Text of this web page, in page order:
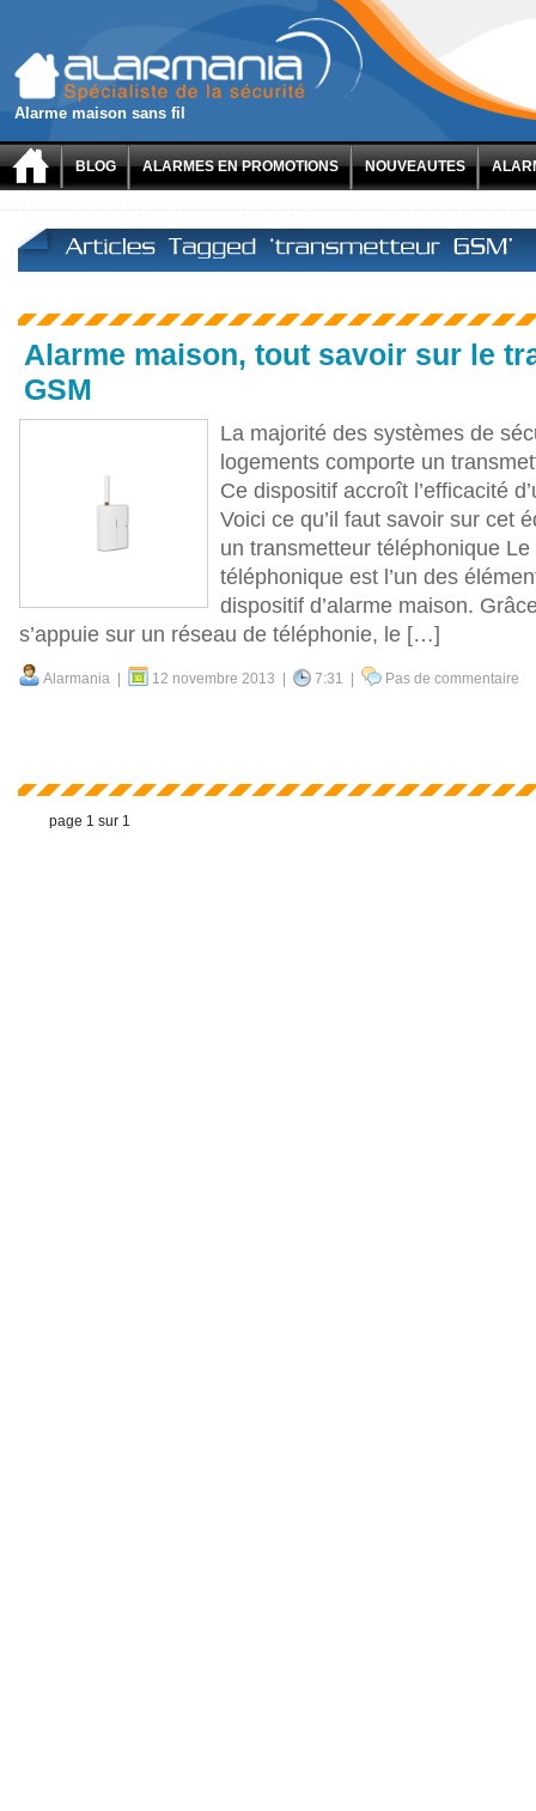
Alarme maison sans fil
BLOG ALARMES EN PROMOTIONS NOUVEAUTES
Alarme maison, tout savoir sur le
GSM
La majorité des systèmes de
logements comporte un
Ce dispositif accroît l’efficacité
Voici ce qu’il faut savoir sur cet
un transmetteur téléphonique
téléphonique est l’un des
dispositif d’alarme maison.
s’appuie sur un réseau de téléphonie, le […]
Alarmania | 12 novembre 2013 | 7:31 | Pas de commentaire
page 1 sur 1